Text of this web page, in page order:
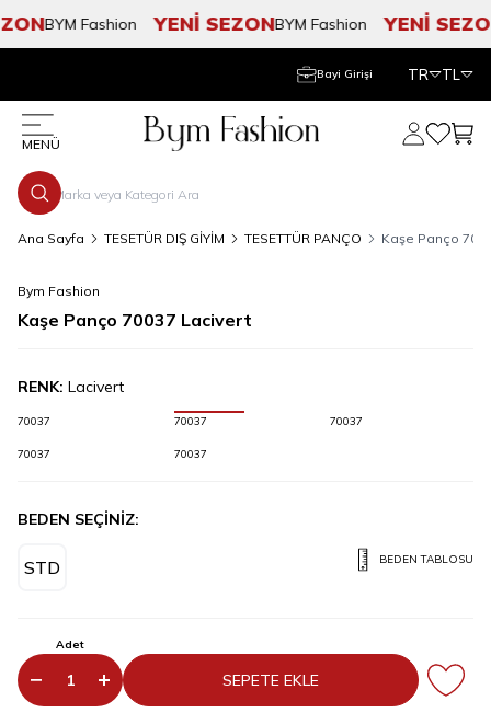
BYM Fashion YENİ SEZONBYM Fashion YENİ SEZON
Bayi Girişi TR TL
MENÜ
Hesabım
Ana Sayfa TESETÜR DIŞ GİYİM TESETTÜR PANÇO Kaşe Panço
Bym Fashion
Kaşe Panço 70037 Lacivert
RENK: Lacivert
70037 70037 70037
70037 70037
BEDEN SEÇİNİZ:
STD BEDEN TABLOSU
Adet
SEPETE EKLE